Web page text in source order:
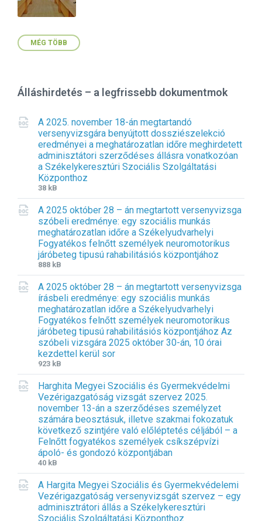
MÉG TÖBB
Álláshirdetés – a legfrissebb dokumentmok
A 2025. november 18-án megtartandó
versenyvizsgára benyújtott dossziészelekció
eredményei a meghatározatlan időre meghirdetett
adminisztátori szerződéses állásra vonatkozóan
a Székelykeresztúri Szociális Szolgáltatási
Központhoz
F
i
l
e
e
x
t
e
n
s
i
o
n
:
d
o
c
F
i
l
e
s
i
z
e
:
38 kB
A 2025 október 28 – án megtartott versenyvizsga
szóbeli eredménye: egy szociális munkás
meghatározatlan időre a Székelyudvarhelyi
Fogyatékos felnőtt személyek neuromotorikus
járóbeteg tipusú rahabilitásiós központjához
F
i
l
e
e
x
t
e
n
s
i
o
n
:
d
o
c
x
F
i
l
e
s
i
z
e
:
888 kB
A 2025 október 28 – án megtartott versenyvizsga
írásbeli eredménye: egy szociális munkás
meghatározatlan időre a Székelyudvarhelyi
Fogyatékos felnőtt személyek neuromotorikus
járóbeteg tipusú rahabilitásiós központjához Az
szóbeli vizsgára 2025 október 30-án, 10 órai
kezdettel kerül sor
F
i
l
e
e
x
t
e
n
s
i
o
n
:
F
i
l
e
s
i
z
e
:
923 kB
Harghita Megyei Szociális és Gyermekvédelmi
Vezérigazgatóság vizsgát szervez 2025.
november 13-án a szerződéses személyzet
számára beosztásuk, illetve szakmai fokozatuk
következő szintjére való előléptetés céljából – a
Felnőtt fogyatékos személyek csíkszépvízi
ápoló- és gondozó központjában
F
i
l
e
e
F
i
l
e
s
40 kB
A Hargita Megyei Szociális és Gyermekvédelemi
Vezérigazgatóság versenyvizsgát szervez – egy
adminisztrátori állás a Székelykeresztúri
Szociális Szolgáltatási Központhoz